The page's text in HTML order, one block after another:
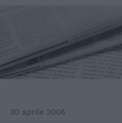
30 aprile 2006